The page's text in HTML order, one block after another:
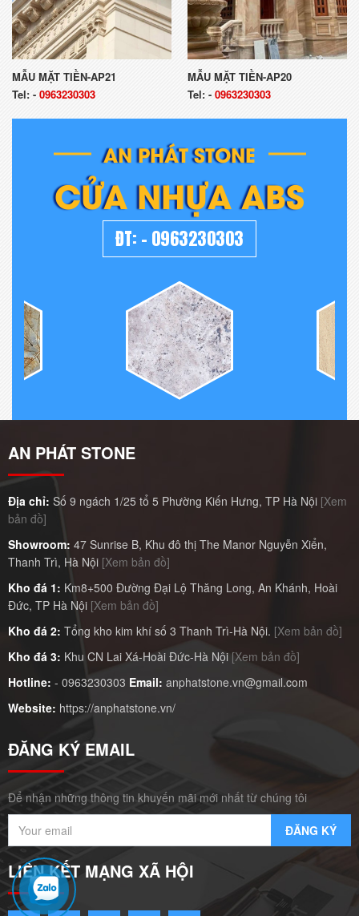
MẪU MẶT TIỀN-AP21
Tel: - 0963230303
MẪU MẶT TIỀN-AP20
Tel: - 0963230303
AN PHÁT STONE
CỬA NHỰA ABS
ĐT: - 0963230303
AN PHÁT STONE
Địa chỉ: Số 9 ngách 1/25 tổ 5 Phường Kiến Hưng, TP Hà Nội [Xem
bản đồ]
Showroom: 47 Sunrise B, Khu đô thị The Manor Nguyễn Xiển,
Thanh Trì, Hà Nội [Xem bản đồ]
Kho đá 1: Km8+500 Đường Đại Lộ Thăng Long, An Khánh, Hoài
Đức, TP Hà Nội [Xem bản đồ]
Kho đá 2: Tổng kho kim khí số 3 Thanh Trì-Hà Nội. [Xem bản đồ]
Kho đá 3: Khu CN Lai Xá-Hoài Đức-Hà Nội [Xem bản đồ]
Hotline: - 0963230303 Email: anphatstone.vn@gmail.com
Website: https://anphatstone.vn/
ĐĂNG KÝ EMAIL
Để nhận những thông tin khuyến mãi mới nhất từ chúng tôi
LIÊN KẾT MẠNG XÃ HỘI